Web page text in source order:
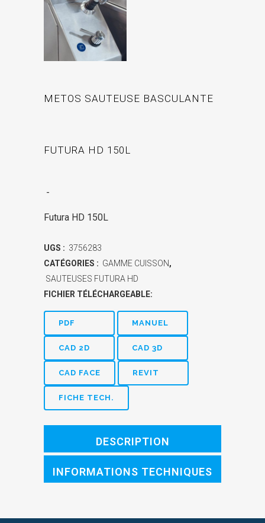
METOS SAUTEUSE BASCULANTE
FUTURA HD 150L
-
Futura HD 150L
UGS : 3756283
CATÉGORIES : GAMME CUISSON,
SAUTEUSES FUTURA HD
FICHIER TÉLÉCHARGEABLE:
PDF MANUEL
CAD 2D CAD 3D
CAD FACE REVIT
FICHE TECH.
DESCRIPTION
INFORMATIONS TECHNIQUES